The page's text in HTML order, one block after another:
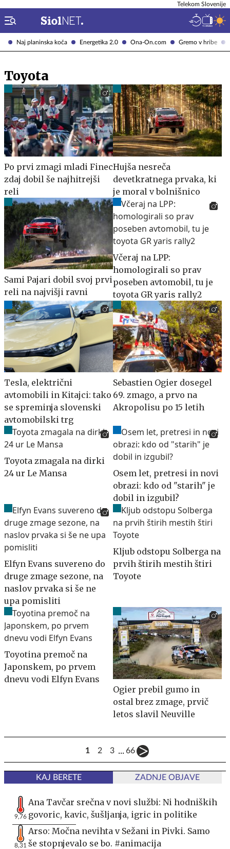
Naj planinska koča Energetika 2.0 Ona-On.com Gremo v hribe
Telekom Slovenije
Toyota
Po prvi zmagi mladi Finec
zdaj dobil še najhitrejši
reli
Hujša nesreča
devetkratnega prvaka, ki
je moral v bolnišnico
Sami Pajari dobil svoj prvi
reli na najvišji ravni
Včeraj na LPP:
homologirali so prav
poseben avtomobil, tu je
toyota GR yaris rally2
Tesla, električni
avtomobili in Kitajci: tako
se spreminja slovenski
avtomobilski trg
Sebastien Ogier dosegel
69. zmago, a prvo na
Akropolisu po 15 letih
Toyota zmagala na dirki
24 ur Le Mansa
Osem let, pretresi in novi
obrazi: kdo od "starih" je
dobil in izgubil?
Elfyn Evans suvereno do
druge zmage sezone, na
naslov prvaka si še ne
upa pomisliti
Kljub odstopu Solberga na
prvih štirih mestih štiri
Toyote
Toyotina premoč na
Japonskem, po prvem
dnevu vodi Elfyn Evans
Ogier prebil gumo in
ostal brez zmage, prvič
letos slavil Neuville
1 2 3 ... 66
KAJ BERETE ZADNJE OBJAVE
9,76
Ana Tavčar srečna v novi službi: Ni hodniških
govoric, kavic, šušljanja, igric in politike
8,31
Arso: Močna nevihta v Sežani in Pivki. Samo
še stopnjevalo se bo. #animacija